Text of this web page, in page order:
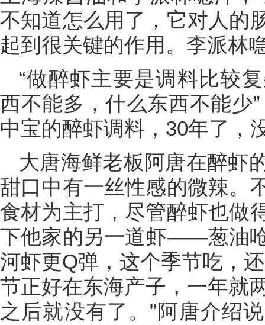
不知道怎么用了，它对人的
起到很关键的作用。李派林
“做醉虾主要是调料比较
西不能多，什么东西不能少
中宝的醉虾调料，30年了，
大唐海鲜老板阿唐在醉虾
甜口中有一丝性感的微辣。
食材为主打，尽管醉虾也做
下他家的另一道虾——葱油
河虾更Q弹，这个季节吃，
节正好在东海产子，一年就
之后就没有了。”阿唐介绍